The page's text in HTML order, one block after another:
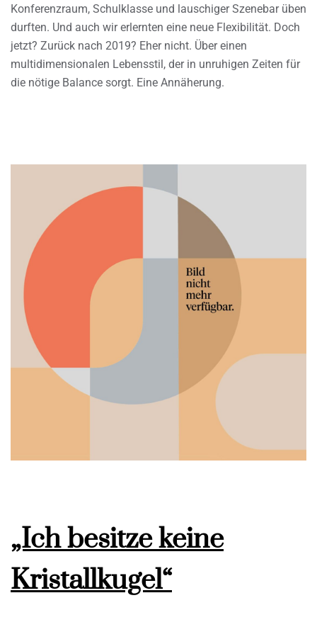
Konferenzraum, Schulklasse und lauschiger Szenebar üben
durften. Und auch wir erlernten eine neue Flexibilität. Doch
jetzt? Zurück nach 2019? Eher nicht. Über einen
multidimensionalen Lebensstil, der in unruhigen Zeiten für
die nötige Balance sorgt. Eine Annäherung.
„Ich besitze keine
Kristallkugel“